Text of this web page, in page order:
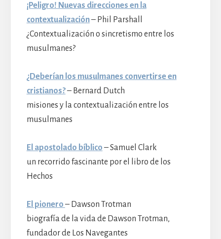
¡Peligro! Nuevas direcciones en la
contextualización– Phil Parshall
¿Contextualización o sincretismo entre los
musulmanes?
¿Deberían los musulmanes convertirse en
cristianos?– Bernard Dutch
misiones y la contextualización entre los
musulmanes
El apostolado bíblico – Samuel Clark
un recorrido fascinante por el libro de los
Hechos
El pionero – Dawson Trotman
biografía de la vida de Dawson Trotman,
fundador de Los Navegantes